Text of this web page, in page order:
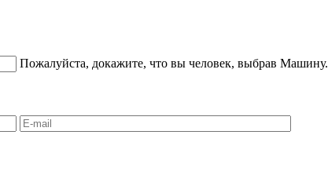
Пожалуйста, докажите, что вы человек, выбрав Машину.